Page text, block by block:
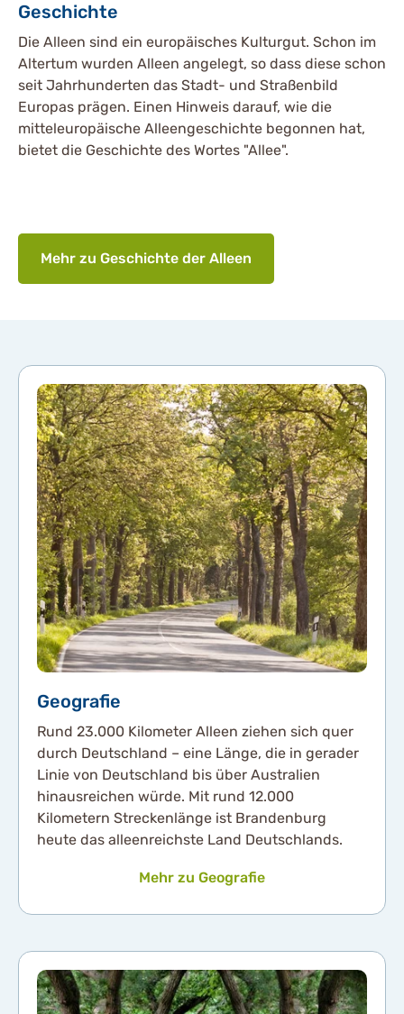
Geschichte
Die Alleen sind ein europäisches Kulturgut. Schon im
Altertum wurden Alleen angelegt, so dass diese schon
seit Jahrhunderten das Stadt- und Straßenbild
Europas prägen. Einen Hinweis darauf, wie die
mitteleuropäische Alleengeschichte begonnen hat,
bietet die Geschichte des Wortes "Allee".
Mehr zu Geschichte der Alleen
Geografie
Rund 23.000 Kilometer Alleen ziehen sich quer
durch Deutschland – eine Länge, die in gerader
Linie von Deutschland bis über Australien
hinausreichen würde. Mit rund 12.000
Kilometern Streckenlänge ist Brandenburg
heute das alleenreichste Land Deutschlands.
Mehr zu Geografie